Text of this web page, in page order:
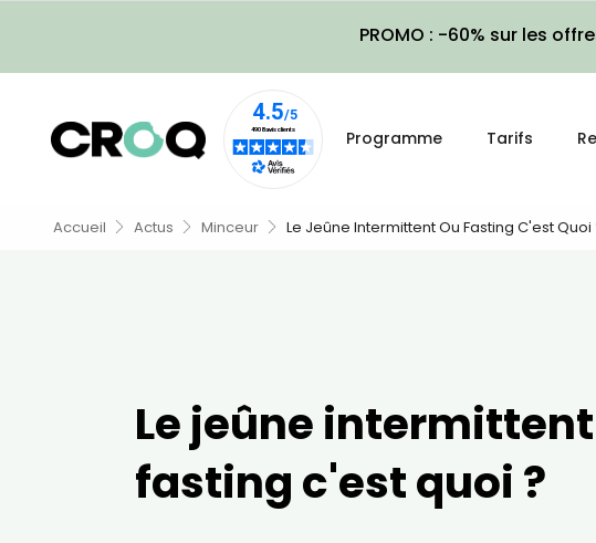
PROMO : -60% sur les
Programme Tarifs
Accueil Actus Minceur Le Jeûne Intermittent Ou Fasting C'est Quoi
Le jeûne
fasting c'est quoi ?